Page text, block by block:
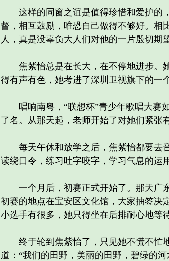
这样的同窗之谊是值得珍惜和爱护的，
督，相互鼓励，唯恐自己做得不够好。相
人，真是没辜负大人们对他的一片殷切期
焦紫怡总是在长大，在不停地进步。她
得有声有色，她考进了深圳卫视旗下的一
唱响南粤，“联想杯”青少年歌唱大赛
了名。从那天起，老师开始了对她们紧张
每天午休和放学之后，焦紫怡都要去音
读绕口令，练习吐字咬字，学习气息的运用
一个月后，初赛正式开始了。那天广东
初赛的地点在宝安区文化馆，大家抽签决
小选手有很多，她只得坐在后排耐心地等待
终于轮到焦紫怡了，只见她不慌不忙地
道：“我们的田野，美丽的田野，碧绿的